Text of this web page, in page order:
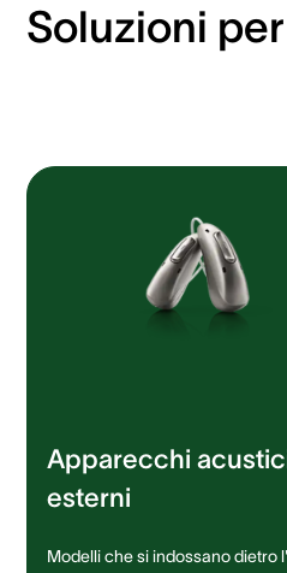
Soluzioni
Apparecchi
esterni
Modelli che si indossano dietro